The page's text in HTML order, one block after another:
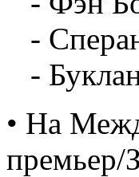
-
-
• На
премьер/